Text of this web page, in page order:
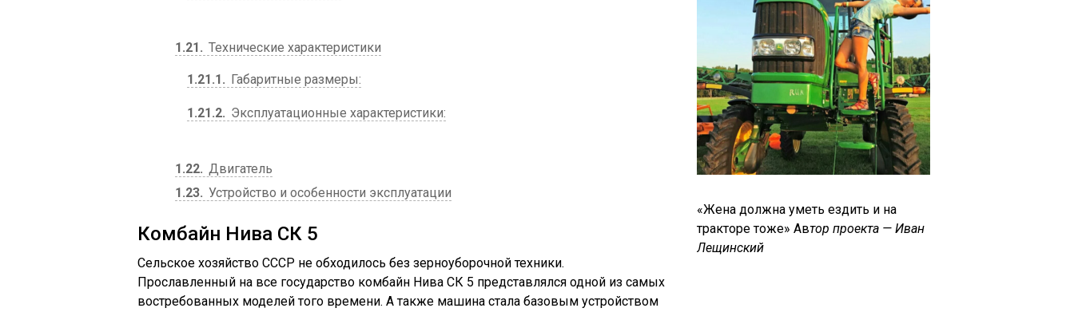
1.21 Технические характеристики
1.21.1 Габаритные размеры:
1.21.2 Эксплуатационные характеристики:
1.22 Двигатель
1.23 Устройство и особенности эксплуатации
Комбайн Нива СК 5
Сельское хозяйство СССР не обходилось без зерноуборочной техники.
Прославленный на все государство комбайн Нива СК 5 представлялся одной из самых
востребованных моделей того времени. А также машина стала базовым устройством
«Жена должна уметь ездить и на
тракторе тоже» Автор проекта — Иван
Лещинский